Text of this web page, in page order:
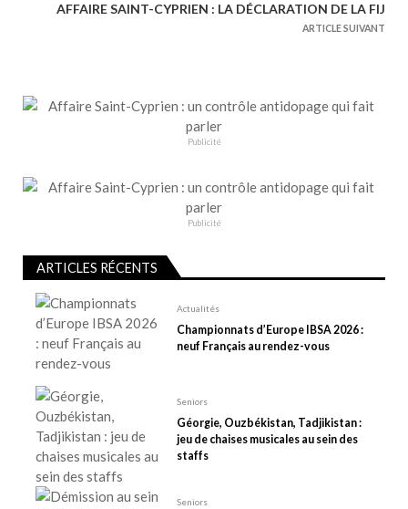
i
d
e
AFFAIRE SAINT-CYPRIEN : LA DÉCLARATION DE LA FIJ
ARTICLE SUIVANT
Publicité
Publicité
ARTICLES RÉCENTS
Actualités
Championnats d’Europe IBSA 2026 :
neuf Français au rendez-vous
Seniors
Géorgie, Ouzbékistan, Tadjikistan :
jeu de chaises musicales au sein des
staffs
Seniors